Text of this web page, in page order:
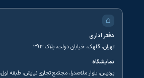
⌂
دفتر اداری
تهران، قلهک، خیابان دولت، پلاک ۳۹۳
نمایشگاه
پردیس، بلوار ملاصدرا، مجتمع تجاری نیایش، طبقه اول،